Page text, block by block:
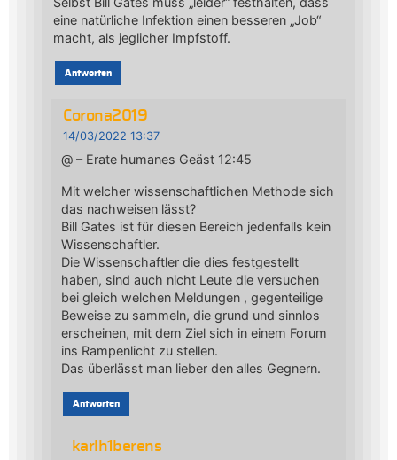
eine natürliche Infektion einen besseren „Job“
macht, als jeglicher Impfstoff.
Antworten
Corona2019
14/03/2022 13:37
@ – Erate humanes Geäst 12:45
Mit welcher wissenschaftlichen Methode sich
das nachweisen lässt?
Bill Gates ist für diesen Bereich jedenfalls kein
Wissenschaftler.
Die Wissenschaftler die dies festgestellt
haben, sind auch nicht Leute die versuchen
bei gleich welchen Meldungen , gegenteilige
Beweise zu sammeln, die grund und sinnlos
erscheinen, mit dem Ziel sich in einem Forum
ins Rampenlicht zu stellen.
Das überlässt man lieber den alles Gegnern.
Antworten
karlh1berens